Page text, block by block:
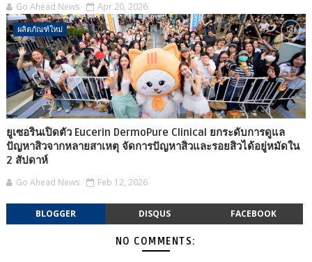
Go Ahead News Apr 20, 2026
ผลิตภัณฑ์ใหม่
ยูเซอรินเปิดตัว Eucerin DermoPure Clinical ยกระดับการดูแล
ปัญหาสิวจากหลายสาเหตุ จัดการปัญหาสิวและรอยสิวได้อยู่หมัดใน
2 สัปดาห์
Go Ahead News Feb 12, 2026
BLOGGER DISQUS FACEBOOK
NO COMMENTS: